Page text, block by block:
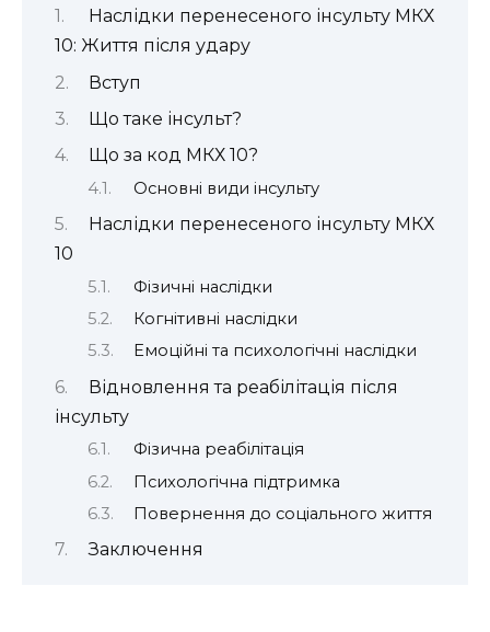
Наслідки перенесеного інсульту МКХ
10: Життя після удару
Вступ
Що таке інсульт?
Що за код МКХ 10?
Основні види інсульту
Наслідки перенесеного інсульту МКХ
10
Фізичні наслідки
Когнітивні наслідки
Емоційні та психологічні наслідки
Відновлення та реабілітація після
інсульту
Фізична реабілітація
Психологічна підтримка
Повернення до соціального життя
Заключення